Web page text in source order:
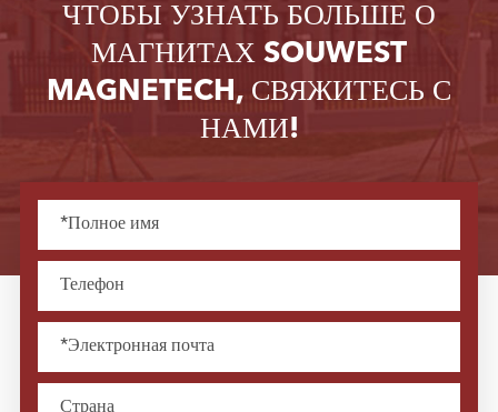
ЧТОБЫ УЗНАТЬ БОЛЬШЕ О
МАГНИТАХ SOUWEST
MAGNETECH, СВЯЖИТЕСЬ С
НАМИ!